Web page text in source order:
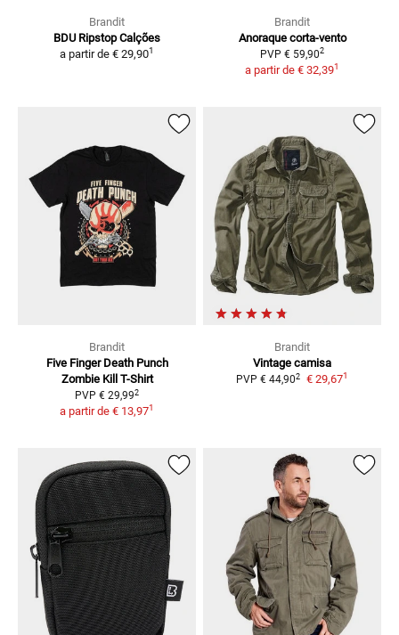
Brandit
BDU Ripstop Calções
a partir de € 29,901
Brandit
Anoraque corta-vento
PVP € 59,902
a partir de € 32,391
Brandit
Five Finger Death Punch
Zombie Kill T-Shirt
PVP € 29,992
a partir de € 13,971
Brandit
Vintage camisa
PVP € 44,902 € 29,671